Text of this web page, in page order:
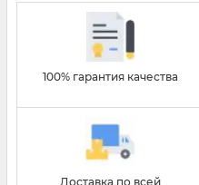
100% гарантия качества
Доставка по всей